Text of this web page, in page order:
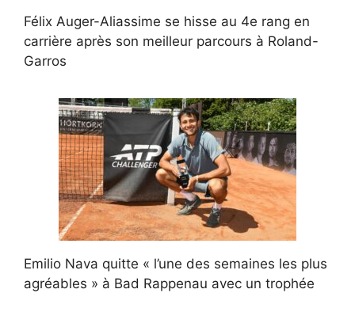
Félix Auger-Aliassime se hisse au 4e rang en
carrière après son meilleur parcours à Roland-
Garros
Emilio Nava quitte « l’une des semaines les plus
agréables » à Bad Rappenau avec un trophée